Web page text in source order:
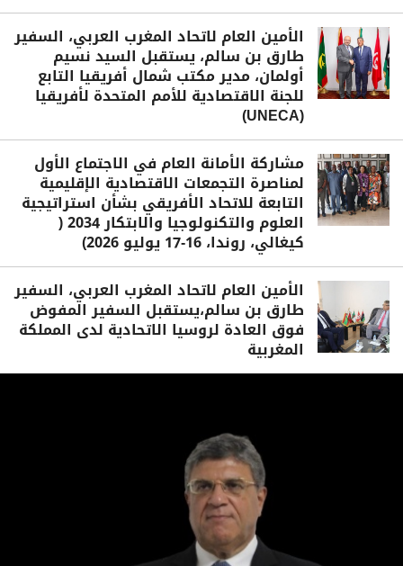
الأمين العام لاتحاد المغرب العربي، السفير
طارق بن سالم، يستقبل السيد نسيم
أولمان، مدير مكتب شمال أفريقيا التابع
للجنة الاقتصادية للأمم المتحدة لأفريقيا
(UNECA)
مشاركة الأمانة العام في الاجتماع الأول
لمناصرة التجمعات الاقتصادية الإقليمية
التابعة للاتحاد الأفريقي بشأن استراتيجية
العلوم والتكنولوجيا والابتكار 2034 (
كيغالي، روندا، 16-17 يوليو 2026)
الأمين العام لاتحاد المغرب العربي، السفير
طارق بن سالم،يستقبل السفير المفوض
فوق العادة لروسيا الاتحادية لدى المملكة
المغربية